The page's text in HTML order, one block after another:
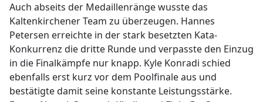
Auch abseits der Medaillenränge wusste das
Kaltenkirchener Team zu überzeugen. Hannes
Petersen erreichte in der stark besetzten Kata-
Konkurrenz die dritte Runde und verpasste den Einzug
in die Finalkämpfe nur knapp. Kyle Konradi schied
ebenfalls erst kurz vor dem Poolfinale aus und
bestätigte damit seine konstante Leistungsstärke.